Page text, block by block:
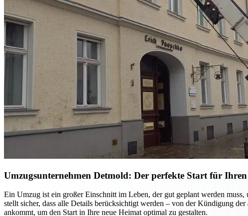
Umzugsunternehmen Detmold: Der perfekte Start für
Ein Umzug ist ein großer Einschnitt im Leben, der gut geplant werden
stellt sicher, dass alle Details berücksichtigt werden – von der Kündigung
ankommt, um den Start in Ihre neue Heimat optimal zu gestalten.